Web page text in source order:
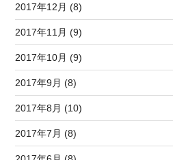
2017年12月 (8)
2017年11月 (9)
2017年10月 (9)
2017年9月 (8)
2017年8月 (10)
2017年7月 (8)